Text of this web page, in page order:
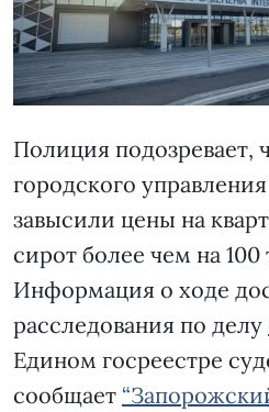
Полиция подозревает,
городского
завысили цены на
сирот более чем на 100
Информация о ходе
расследования по делу
Едином госреестре
сообщает